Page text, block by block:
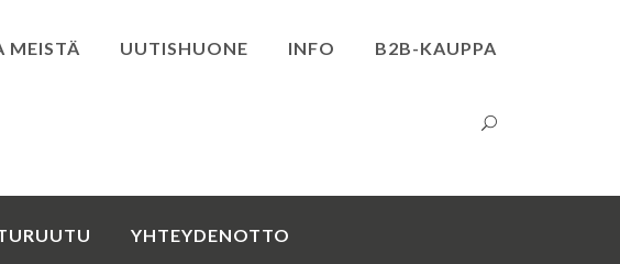
MEISTÄ UUTISHUONE INFO B2B-KAUPPA
YHTEYDENOTTO